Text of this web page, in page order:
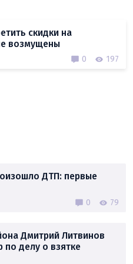
скидки на
возмущены
0 197
ДТП: первые
0 79
Дмитрий Литвинов
по делу о взятке